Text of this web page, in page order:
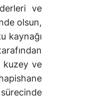
ve
olsun,
kaynağı
kuzey ve